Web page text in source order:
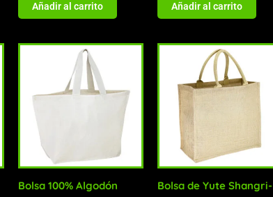
Añadir al carrito Añadir al carrito
Bolsa 100% Algodón
Bolsa de Yute Shangri-